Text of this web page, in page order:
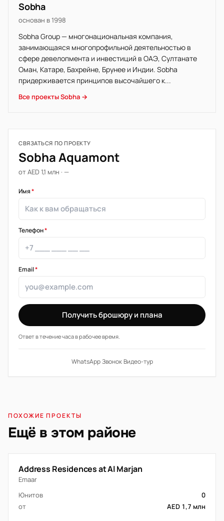
Sobha
основан в 1998
Sobha Group — многонациональная компания,
занимающаяся многопрофильной деятельностью в
сфере девелопмента и инвестиций в ОАЭ, Султанате
Оман, Катаре, Бахрейне, Брунее и Индии. Sobha
придерживается принципов высочайшего к...
Все проекты Sobha →
СВЯЗАТЬСЯ ПО ПРОЕКТУ
Sobha Aquamont
от AED 1,1 млн · —
Имя*
Телефон*
Email*
Получить брошюру и плана
Ответ в течение часа в рабочее время.
WhatsApp·Звонок·Видео-тур
ПОХОЖИЕ ПРОЕКТЫ
Ещё в этом районе
Address Residences at Al Marjan
Emaar
Юнитов
0
от
AED 1,7 млн